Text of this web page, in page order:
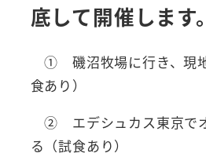
底して開催します。
① 磯沼牧場に行き、現
食あり）
② エデシュカス東京で
る（試食あり）